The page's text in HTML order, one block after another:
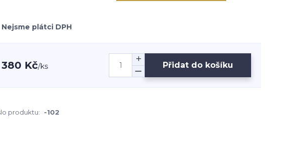
Nejsme plátci DPH
380 Kč/ks Přidat do košíku
produktu: -102